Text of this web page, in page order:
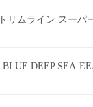
ムライン スーパ
DEEP SEA-